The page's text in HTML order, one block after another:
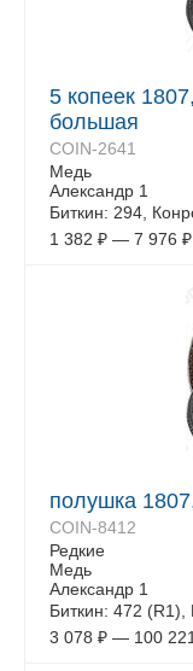
5 копеек
большая
COIN-2641
Медь
Александр 1
Биткин: 294,
1 382 ₽ — 7 976 ₽
полушка
COIN-8412
Редкие
Медь
Александр 1
Биткин: 472 (R1),
3 078 ₽ — 100 221